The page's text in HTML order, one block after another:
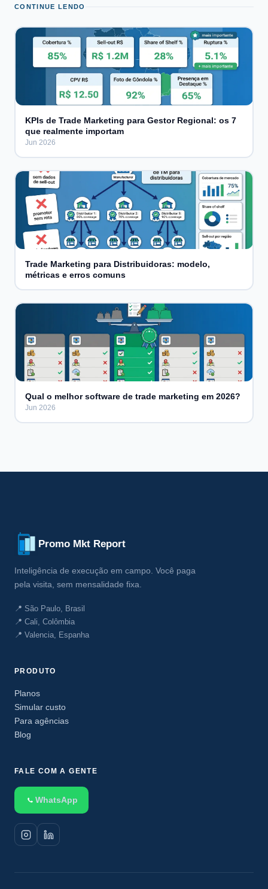
CONTINUE LENDO
KPIs de Trade Marketing para Gestor Regional: os 7
que realmente importam
Jun 2026
Trade Marketing para Distribuidoras: modelo,
métricas e erros comuns
Qual o melhor software de trade marketing em 2026?
Jun 2026
Promo Mkt Report
Inteligência de execução em campo. Você paga
pela visita, sem mensalidade fixa.
📍 São Paulo, Brasil
📍 Cali, Colômbia
📍 Valencia, Espanha
PRODUTO
Planos
Simular custo
Para agências
Blog
FALE COM A GENTE
WhatsApp